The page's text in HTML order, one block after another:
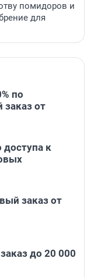
помидоров и
для
по
от
доступа к
заказ от
до 20 000